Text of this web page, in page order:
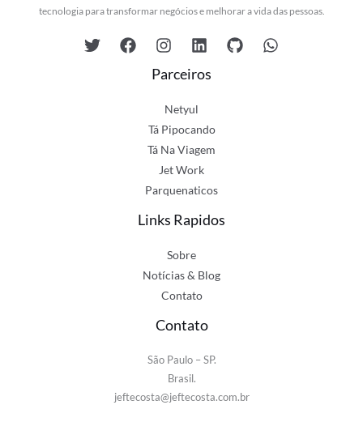
tecnologia para transformar negócios e melhorar a vida das pessoas.
Parceiros
Netyul
Tá Pipocando
Tá Na Viagem
Jet Work
Parquenaticos
Links Rapidos
Sobre
Notícias & Blog
Contato
Contato
São Paulo – SP.
Brasil.
jeftecosta@jeftecosta.com.br